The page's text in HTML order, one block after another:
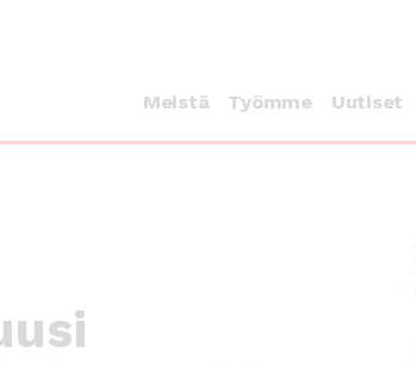
Meistä Työmme Uutiset